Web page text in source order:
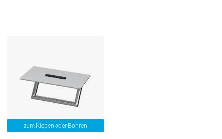
zum Kleben oder Bohren